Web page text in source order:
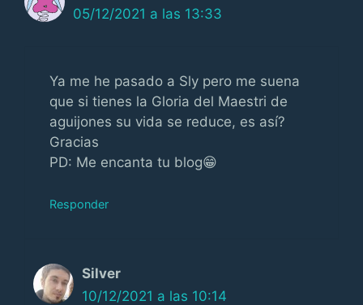
05/12/2021 a las 13:33
Ya me he pasado a Sly pero me suena
que si tienes la Gloria del Maestri de
aguijones su vida se reduce, es así?
Gracias
PD: Me encanta tu blog😁
Responder
Silver
10/12/2021 a las 10:14